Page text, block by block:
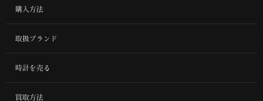
購入方法
取扱ブランド
時計を売る
買取方法